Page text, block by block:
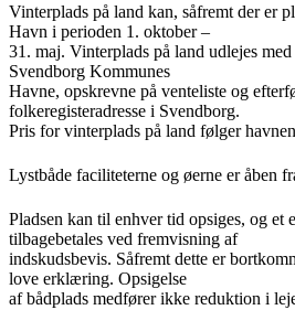
Vinterplads på land kan, såfremt der er
Havn i perioden 1. oktober –
31. maj. Vinterplads på land udlejes
Svendborg Kommunes
Havne, opskrevne på venteliste og
folkeregisteradresse i Svendborg.
Pris for vinterplads på land følger
Lystbåde faciliteterne og øerne er åben
Pladsen kan til enhver tid opsiges, og et
tilbagebetales ved fremvisning af
indskudsbevis. Såfremt dette er
love erklæring. Opsigelse
af bådplads medfører ikke reduktion i